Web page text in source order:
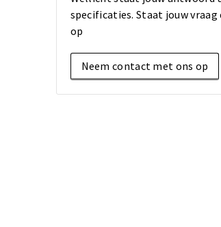
specificaties. Staat jouw
op
Neem contact met ons op